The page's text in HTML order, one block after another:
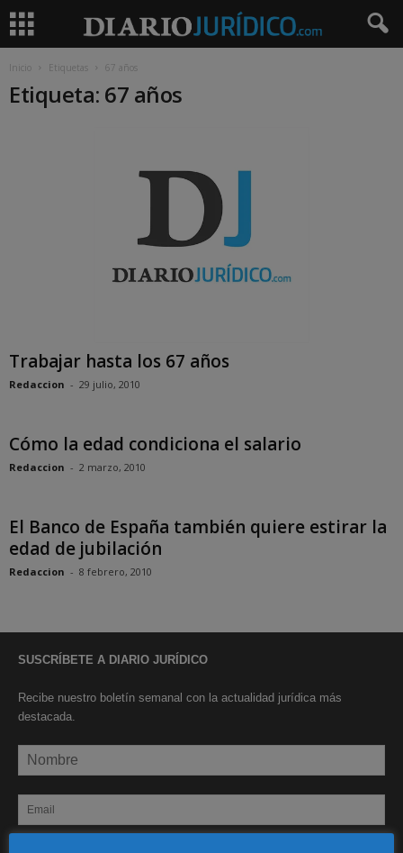
Inicio Etiquetas 67 años
Etiqueta: 67 años
Trabajar hasta los 67 años
Redaccion - 29 julio, 2010
Cómo la edad condiciona el salario
Redaccion - 2 marzo, 2010
El Banco de España también quiere estirar la
edad de jubilación
Redaccion - 8 febrero, 2010
SUSCRÍBETE A DIARIO JURÍDICO
Recibe nuestro boletín semanal con la actualidad jurídica más
destacada.